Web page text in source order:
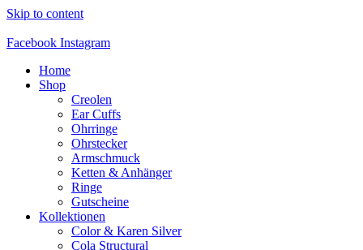
Skip to content
Facebook Instagram
Home
Shop
Creolen
Ear Cuffs
Ohrringe
Ohrstecker
Armschmuck
Ketten & Anhänger
Ringe
Gutscheine
Kollektionen
Color & Karen Silver
Cola Structural